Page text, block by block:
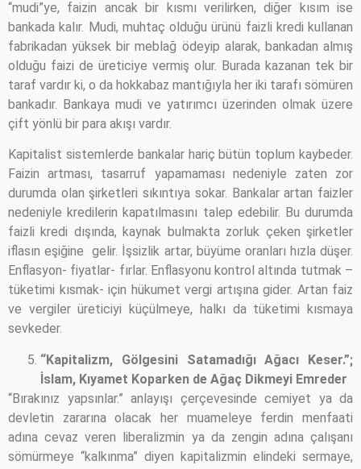
“mudi”ye, faizin ancak bir kısmı verilirken, diğer kısım ise
bankada kalır. Mudi, muhtaç olduğu ürünü faizli kredi kullanan
fabrikadan yüksek bir meblağ ödeyip alarak, bankadan almış
olduğu faizi de üreticiye vermiş olur. Burada kazanan tek bir
taraf vardır ki, o da hokkabaz mantığıyla her iki tarafı sömüren
bankadır. Bankaya mudi ve yatırımcı üzerinden olmak üzere
çift yönlü bir para akışı vardır.
Kapitalist sistemlerde bankalar hariç bütün toplum kaybeder.
Faizin artması, tasarruf yapamaması nedeniyle zaten zor
durumda olan şirketleri sıkıntıya sokar. Bankalar artan faizler
nedeniyle kredilerin kapatılmasını talep edebilir. Bu durumda
faizli kredi dışında, kaynak bulmakta zorluk çeken şirketler
iflasın eşiğine gelir. İşsizlik artar, büyüme oranları hızla düşer.
Enflasyon- fiyatlar- fırlar. Enflasyonu kontrol altında tutmak –
tüketimi kısmak- için hükumet vergi artışına gider. Artan faiz
ve vergiler üreticiyi küçülmeye, halkı da tüketimi kısmaya
sevkeder.
“Kapitalizm, Gölgesini Satamadığı Ağacı Keser.”;
İslam, Kıyamet Koparken de Ağaç Dikmeyi Emreder
“Bırakınız yapsınlar.” anlayışı çerçevesinde cemiyet ya da
devletin zararına olacak her muameleye ferdin menfaati
adına cevaz veren liberalizmin ya da zengin adına çalışanı
sömürmeye “kalkınma” diyen kapitalizmin elindeki sermaye,